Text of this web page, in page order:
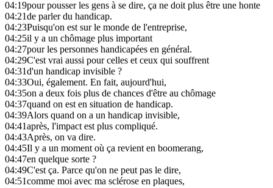
04:19pour pousser les gens à se dire, ça ne doit plus être une honte
04:21de parler du handicap.
04:23Puisqu'on est sur le monde de l'entreprise,
04:25il y a un chômage plus important
04:27pour les personnes handicapées en général.
04:29C'est vrai aussi pour celles et ceux qui souffrent
04:31d'un handicap invisible ?
04:33Oui, également. En fait, aujourd'hui,
04:35on a deux fois plus de chances d'être au chômage
04:37quand on est en situation de handicap.
04:39Alors quand on a un handicap invisible,
04:41après, l'impact est plus compliqué.
04:43Après, on va dire.
04:45Il y a un moment où ça revient en boomerang,
04:47en quelque sorte ?
04:49C'est ça. Parce qu'on ne peut pas le dire,
04:51comme moi avec ma sclérose en plaques,